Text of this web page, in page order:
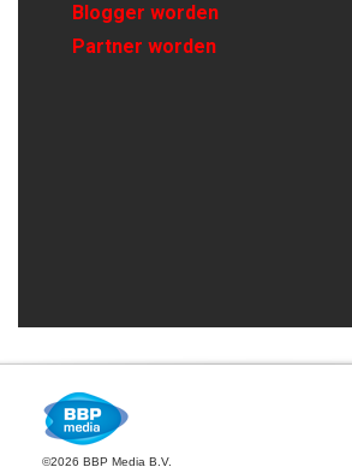
Blogger worden
Partner worden
©2026 BBP Media B.V.